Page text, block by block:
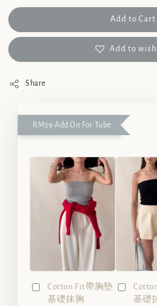
Add to Cart
Add to
Share
RM39 Add On For Tube
Cotton Fit帶胸墊
基礎抹胸
基礎